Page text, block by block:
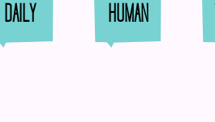
DAILY HUMAN